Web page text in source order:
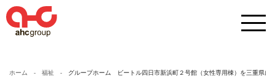
ホーム 福祉 グループホーム ビートル四日市新浜町２号館（女性専用棟）を三重県に